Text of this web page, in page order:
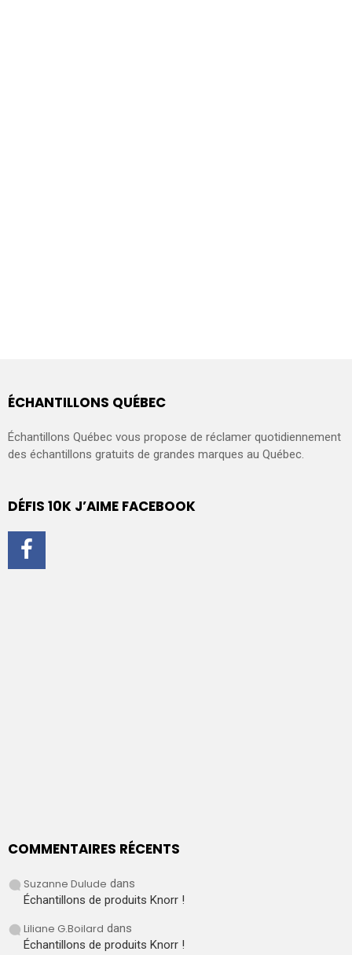
ÉCHANTILLONS QUÉBEC
Échantillons Québec vous propose de réclamer quotidiennement
des échantillons gratuits de grandes marques au Québec.
DÉFIS 10K J’AIME FACEBOOK
COMMENTAIRES RÉCENTS
Suzanne Dulude dans
Échantillons de produits Knorr !
Liliane G.Boilard dans
Échantillons de produits Knorr !